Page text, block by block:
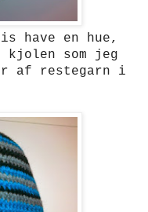
have en hue,
kjolen som jeg
af restegarn i